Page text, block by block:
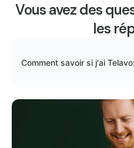
Vous avez des
les
Comment savoir si j'ai